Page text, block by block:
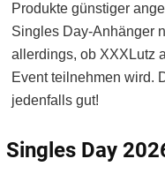
Produkte günstiger
Singles Day-Anhänger
allerdings, ob XXXLutz
Event teilnehmen wird.
jedenfalls gut!
Singles Day